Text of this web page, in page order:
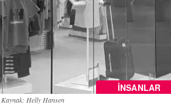
İNSANLAR
Kaynak: Helly Hansen